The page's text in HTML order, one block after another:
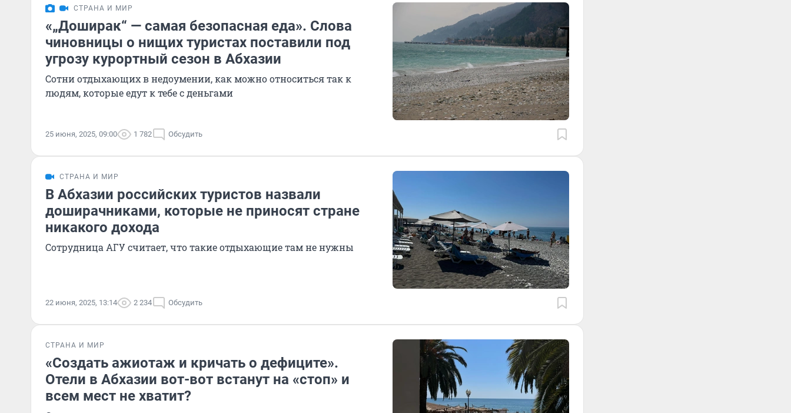
СТРАНА И МИР
«„Доширак“ — самая безопасная еда». Слова
чиновницы о нищих туристах поставили под
угрозу курортный сезон в Абхазии
Сотни отдыхающих в недоумении, как можно относиться так к
людям, которые едут к тебе с деньгами
25 июня, 2025, 09:00 1 782 Обсудить
СТРАНА И МИР
В Абхазии российских туристов назвали
доширачниками, которые не приносят стране
никакого дохода
Сотрудница АГУ считает, что такие отдыхающие там не нужны
22 июня, 2025, 13:14 2 234 Обсудить
СТРАНА И МИР
«Создать ажиотаж и кричать о дефиците».
Отели в Абхазии вот-вот встанут на «стоп» и
всем мест не хватит?